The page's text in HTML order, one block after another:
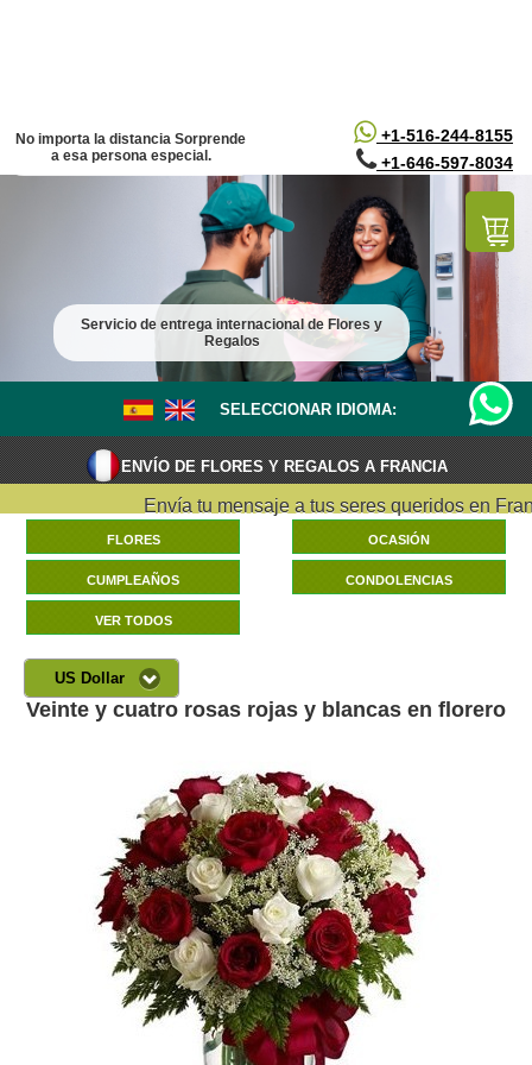
+1-516-244-8155
+1-646-597-8034
No importa la distancia Sorprende
a esa persona especial.
Servicio de entrega internacional de Flores y
Regalos
SELECCIONAR IDIOMA:
ENVÍO DE FLORES Y REGALOS A FRANCIA
Envía tu mensaje a tus seres queridos en
FLORES OCASIÓN
CUMPLEAÑOS CONDOLENCIAS
VER TODOS
US Dollar
Veinte y cuatro rosas rojas y blancas en florero